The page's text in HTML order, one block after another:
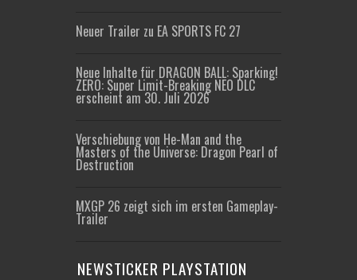
Neuer Trailer zu EA SPORTS FC 27
Neue Inhalte für DRAGON BALL: Sparking!
ZERO: Super Limit-Breaking NEO DLC
erscheint am 30. Juli 2026
Verschiebung von He-Man and the
Masters of the Universe: Dragon Pearl of
Destruction
MXGP 26 zeigt sich im ersten Gameplay-
Trailer
NEWSTICKER PLAYSTATION